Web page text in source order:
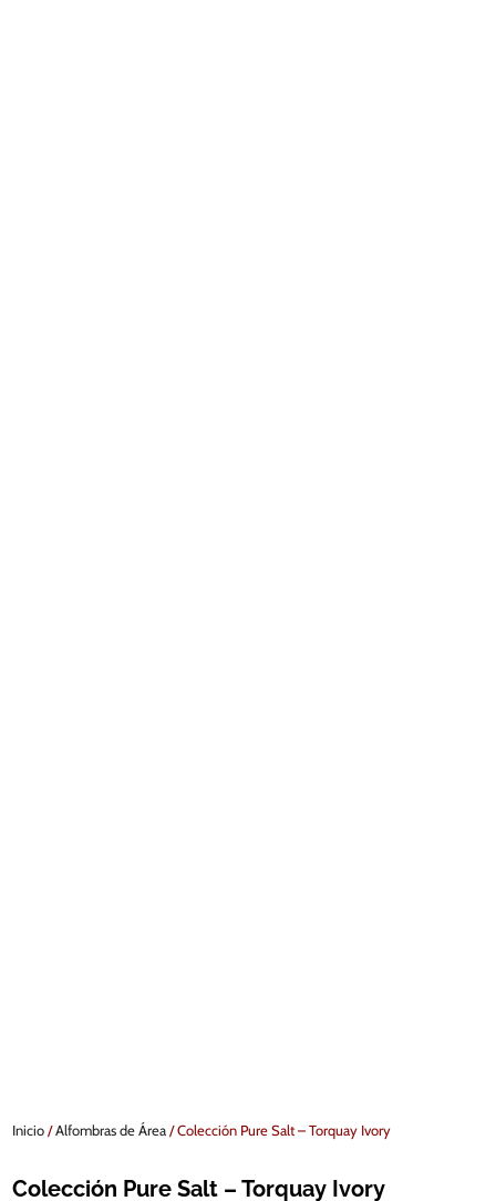
Inicio/Alfombras de Área/ Colección Pure Salt – Torquay Ivory
Colección Pure Salt – Torquay Ivory